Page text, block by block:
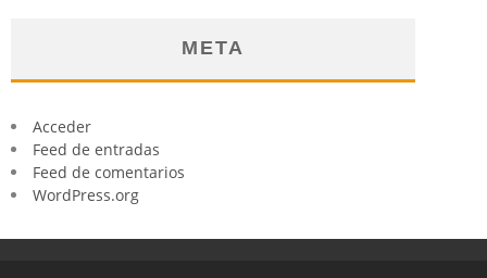
META
Acceder
Feed de entradas
Feed de comentarios
WordPress.org